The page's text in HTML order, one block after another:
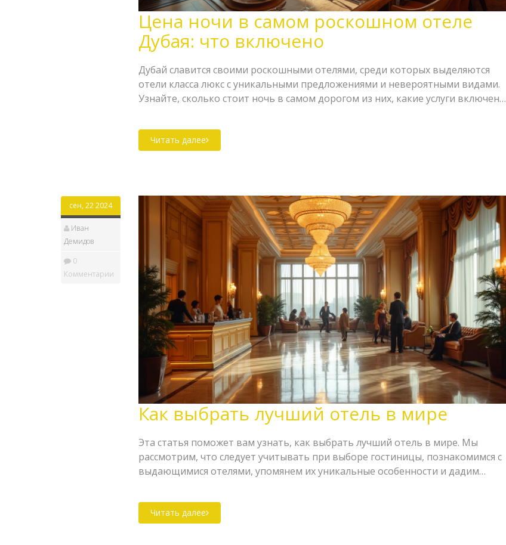
Цена ночи в самом роскошном отеле
Дубая: что включено
Дубай славится своими роскошными отелями, среди которых выделяются
отели класса люкс с уникальными предложениями и невероятными видами.
Узнайте, сколько стоит ночь в самом дорогом из них, какие услуги включены
личного шеф-повара – эти опции не оставят равнодушными даже самых
требовательных гостей. Обзор поможет понять, на что рассчитывать при
Читать далее
сен, 22 2024
Иван
Демидов
0
Комментарии
Как выбрать лучший отель в мире
Эта статья поможет вам узнать, как выбрать лучший отель в мире. Мы
рассмотрим, что следует учитывать при выборе гостиницы, познакомимся с
выдающимися отелями, упомянем их уникальные особенности и дадим
Читать далее